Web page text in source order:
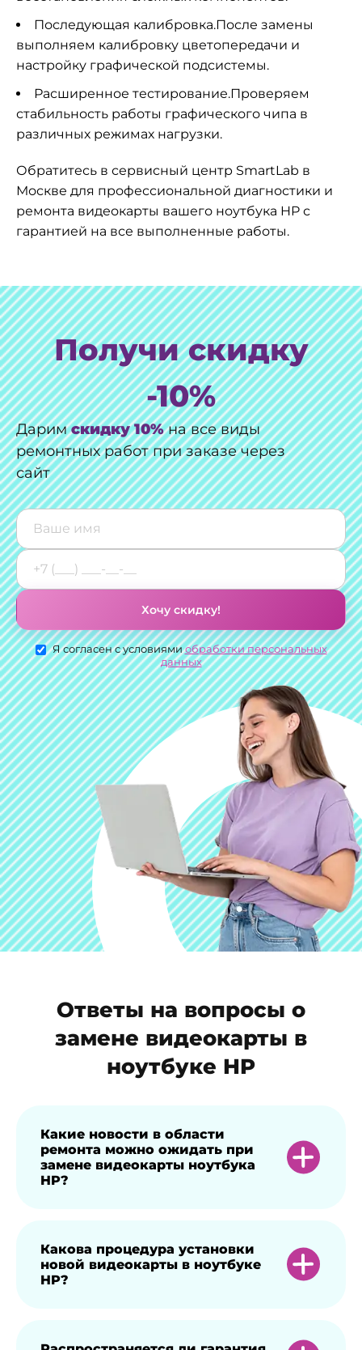
Последующая калибровка.После замены
выполняем калибровку цветопередачи и
настройку графической подсистемы.
Расширенное тестирование.Проверяем
стабильность работы графического чипа в
различных режимах нагрузки.
Обратитесь в сервисный центр SmartLab в
Москве для профессиональной диагностики и
ремонта видеокарты вашего ноутбука HP с
гарантией на все выполненные работы.
Получи скидку
-10%
Даримскидку 10%на все виды
ремонтных работ при заказе через
сайт
Хочу скидку!
Я согласен с условиямиобработки персональных
данных
Ответы на вопросы о
замене видеокарты в
ноутбуке HP
Какие новости в области
ремонта можно ожидать при
замене видеокарты ноутбука
HP?
Замена видеокарты позволяет
восстановить полный функционал
Какова процедура установки
новой видеокарты в ноутбуке
HP?
Сначала производится диагностика,